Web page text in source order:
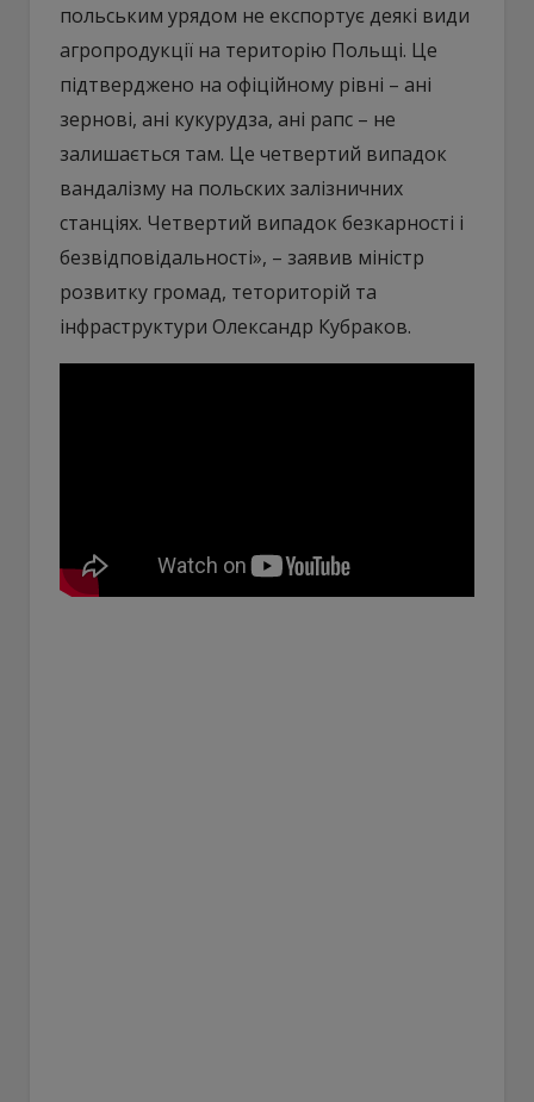
польським урядом не експортує деякі види
агропродукції на територію Польщі. Це
підтверджено на офіційному рівні – ані
зернові, ані кукурудза, ані рапс – не
залишається там. Це четвертий випадок
вандалізму на польских залізничних
станціях. Четвертий випадок безкарності і
безвідповідальності», – заявив міністр
розвитку громад, теториторій та
інфраструктури Олександр Кубраков.